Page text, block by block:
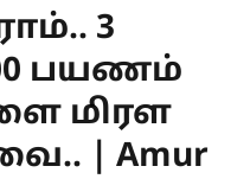
3
பயணம்
மிரள
| Amur